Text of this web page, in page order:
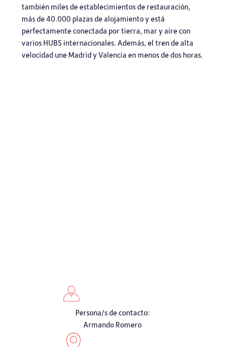
también miles de establecimientos de restauración,
más de 40.000 plazas de alojamiento y está
perfectamente conectada por tierra, mar y aire con
varios HUBS internacionales. Además, el tren de alta
velocidad une Madrid y Valencia en menos de dos horas.
Persona/s de contacto:
Armando Romero